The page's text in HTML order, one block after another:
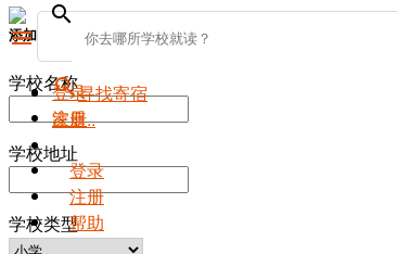
menu
search寻找寄宿
家庭..
登录
注册
帮助
添加新学校
学校名称
学校地址
学校类型
search
登录
注册